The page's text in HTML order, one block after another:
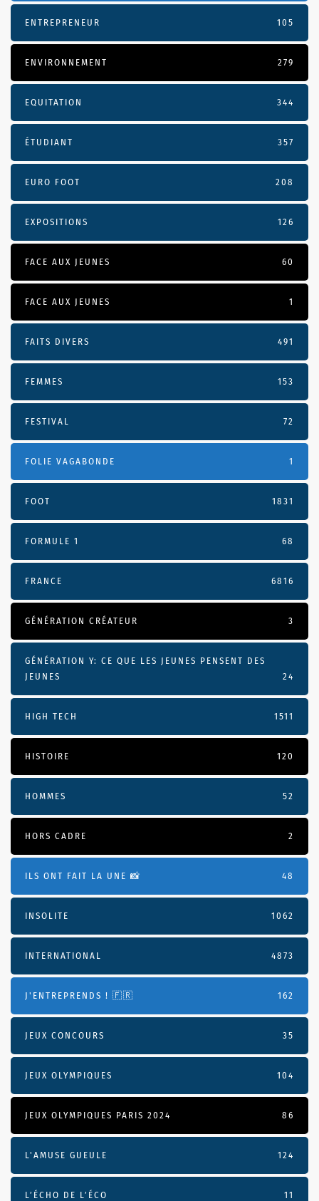
ENTREPRENEUR 105
ENVIRONNEMENT 279
EQUITATION 344
ÉTUDIANT 357
EURO FOOT 208
EXPOSITIONS 126
FACE AUX JEUNES 60
FACE AUX JEUNES 1
FAITS DIVERS 491
FEMMES 153
FESTIVAL 72
FOLIE VAGABONDE 1
FOOT 1831
FORMULE 1 68
FRANCE 6816
GÉNÉRATION CRÉATEUR 3
GÉNÉRATION Y: CE QUE LES JEUNES PENSENT DES
JEUNES
24
HIGH TECH 1511
HISTOIRE 120
HOMMES 52
HORS CADRE 2
ILS ONT FAIT LA UNE 📸 48
INSOLITE 1062
INTERNATIONAL 4873
J'ENTREPRENDS ! 🇫🇷 162
JEUX CONCOURS 35
JEUX OLYMPIQUES 104
JEUX OLYMPIQUES PARIS 2024 86
L'AMUSE GUEULE 124
L’ÉCHO DE L’ÉCO 11